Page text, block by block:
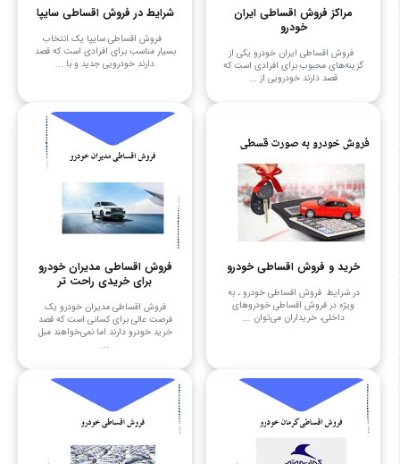
مراکز فروش اقساطی ایران
خودرو
فروش اقساطی ایران خودرو یکی از
گزینه‌های محبوب برای افرادی است که
قصد دارند خودرویی از ...
شرایط در فروش اقساطی سایپا
فروش اقساطی سایپا یک انتخاب
بسیار مناسب برای افرادی است که قصد
دارند خودرویی جدید و با ...
خرید و فروش اقساطی خودرو
در شرایط فروش اقساطی خودرو ، به
ویژه در فروش اقساطی خودروهای
داخلی، خریداران می‌توان ...
فروش اقساطی مدیران خودرو
برای خریدی راحت تر
فروش اقساطی مدیران خودرو یک
فرصت عالی برای کسانی است که قصد
خرید خودرو دارند اما نمی‌خواهند مبل
...